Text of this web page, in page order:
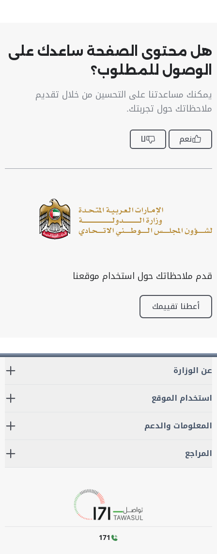
هل محتوى الصفحة ساعدك على
الوصول للمطلوب؟
يمكنك مساعدتنا على التحسين من خلال تقديم
ملاحظاتك حول تجربتك.
نعم لا
قدم ملاحظاتك حول استخدام موقعنا
أعطنا تقييمك
عن الوزارة
استخدام الموقع
المعلومات والدعم
المراجع
171